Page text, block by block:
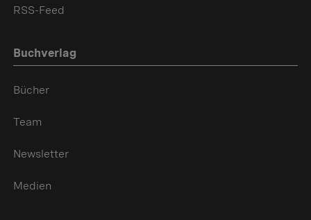
RSS-Feed
Buchverlag
Bücher
Team
Newsletter
Medien